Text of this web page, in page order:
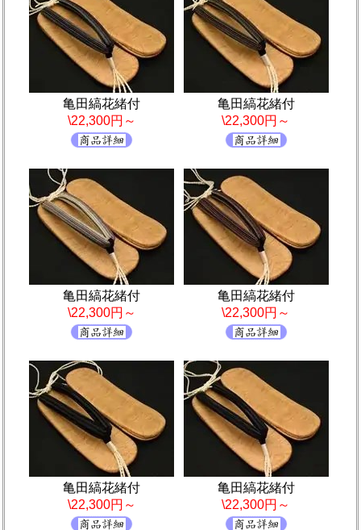
亀田縞花緒付
\22,300円～
亀田縞花緒付
\22,300円～
亀田縞花緒付
\22,300円～
亀田縞花緒付
\22,300円～
亀田縞花緒付
\22,300円～
亀田縞花緒付
\22,300円～